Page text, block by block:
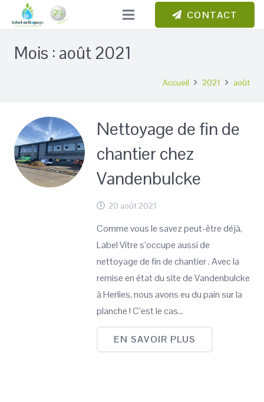
CONTACT
Mois : août 2021
Accueil 2021 août
Nettoyage de fin de
chantier chez
Vandenbulcke
20 août 2021
Comme vous le savez peut-être déjà,
Label Vitre s’occupe aussi de
nettoyage de fin de chantier . Avec la
remise en état du site de Vandenbulcke
à Herlies, nous avons eu du pain sur la
planche ! C’est le cas…
EN SAVOIR PLUS